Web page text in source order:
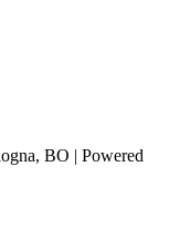
BO | Powered